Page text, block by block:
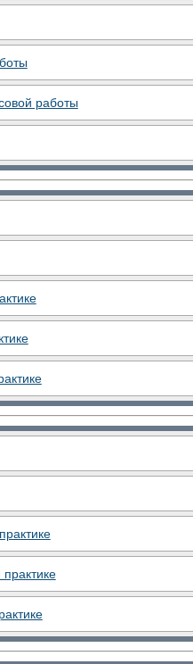
работы